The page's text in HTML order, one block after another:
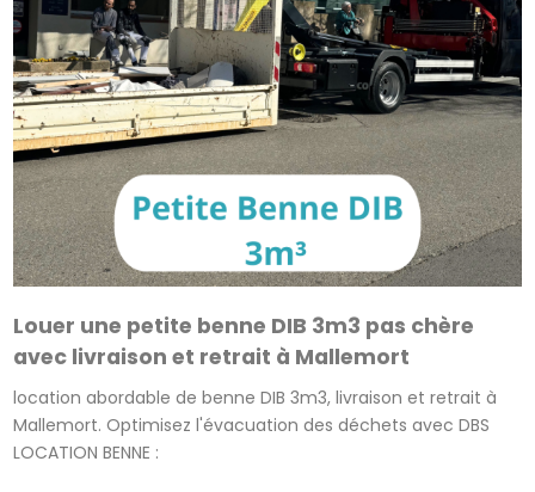
Louer une petite benne DIB 3m3 pas chère
avec livraison et retrait à Mallemort
location abordable de benne DIB 3m3, livraison et retrait à
Mallemort. Optimisez l'évacuation des déchets avec DBS
LOCATION BENNE :